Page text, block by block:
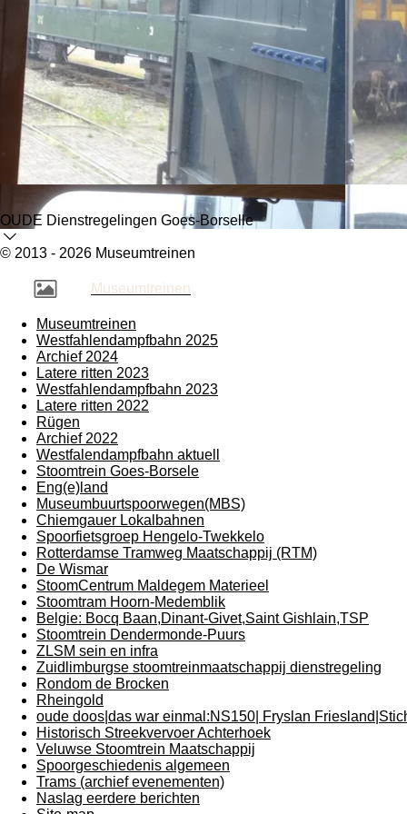
OUDE Dienstregelingen Goes-Borselle
© 2013 - 2026 Museumtreinen
Museumtreinen
Museumtreinen
Westfahlendampfbahn 2025
Archief 2024
Latere ritten 2023
Westfahlendampfbahn 2023
Latere ritten 2022
Rügen
Archief 2022
Westfalendampfbahn aktuell
Stoomtrein Goes-Borsele
Eng(e)land
Museumbuurtspoorwegen(MBS)
Chiemgauer Lokalbahnen
Spoorfietsgroep Hengelo-Twekkelo
Rotterdamse Tramweg Maatschappij (RTM)
De Wismar
StoomCentrum Maldegem Materieel
Stoomtram Hoorn-Medemblik
Belgie: Bocq Baan,Dinant-Givet,Saint Gishlain,TSP
Stoomtrein Dendermonde-Puurs
ZLSM sein en infra
Zuidlimburgse stoomtreinmaatschappij dienstregeling
Rondom de Brocken
Rheingold
oude doos|das war einmal:NS150| Fryslan
Historisch Streekvervoer Achterhoek
Veluwse Stoomtrein Maatschappij
Spoorgeschiedenis algemeen
Trams (archief evenementen)
Naslag eerdere berichten